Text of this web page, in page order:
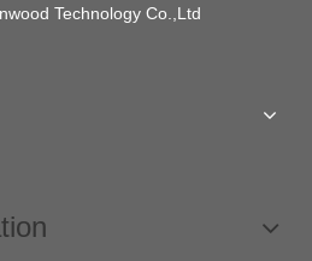
Technology Co.,Ltd